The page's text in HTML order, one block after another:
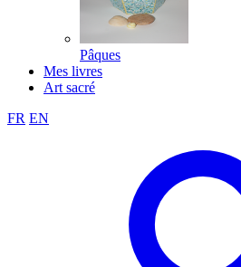
Pâques
Mes livres
Art sacré
FR EN